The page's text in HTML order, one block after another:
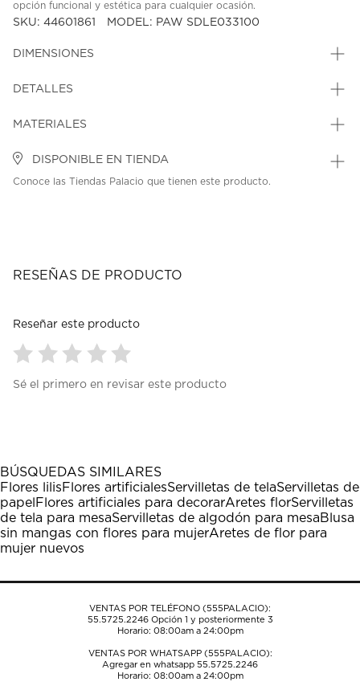
opción funcional y estética para cualquier ocasión.
SKU: 44601861 MODEL: PAW SDLE033100
DIMENSIONES
DETALLES
MATERIALES
DISPONIBLE EN TIENDA
Conoce las Tiendas Palacio que tienen este producto.
RESEÑAS DE PRODUCTO
Reseñar este producto
para
1
estrella
Esta
acción
abrirá
el
formulario
envío.
para
estrellas.
Esta
acción
abrirá
el
formulario
envío.
para
estrellas.
Esta
acción
abrirá
el
formulario
envío.
para
estrellas.
Esta
acción
abrirá
el
envío.
para
estrellas.
Esta
acción
abrirá
el
envío.
Sé el primero en revisar este producto
BÚSQUEDAS SIMILARES
Flores lilisFlores artificialesServilletas de telaServilletas de
papel Flores artificiales para decorarAretes florServilletas
de tela para mesaServilletas de algodón para mesaBlusa
sin mangas con flores para mujerAretes de flor para
mujer nuevos
VENTAS POR TELÉFONO (555PALACIO):
55.5725.2246Opción 1 y posteriormente 3
Horario: 08:00am a 24:00pm
VENTAS POR WHATSAPP (555PALACIO):
Agregar en whatsapp 55.5725.2246
Horario: 08:00am a 24:00pm